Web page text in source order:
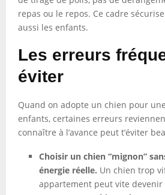
repas ou le repos. Ce cadre
aussi les enfants.
Les erreurs
éviter
Quand on adopte un chien pour
enfants, certaines erreurs
connaître à l’avance peut t’éviter
Choisir un chien “mignon”
énergie réelle. Un chien trop
appartement peut vite